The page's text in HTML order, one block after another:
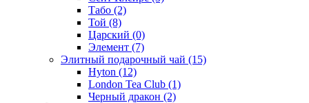
Табо (2)
Той (8)
Царский (0)
Элемент (7)
Элитный подарочный чай (15)
Hyton (12)
London Tea Club (1)
Черный дракон (2)